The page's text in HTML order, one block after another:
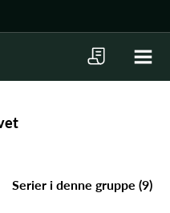
Serier i denne gruppe (9)